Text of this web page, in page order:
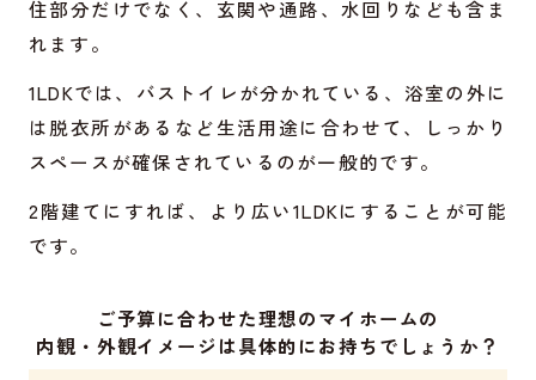
住部分だけでなく、玄関や通路、水回りなども含ま
れます。
1LDKでは、バストイレが分かれている、浴室の外に
は脱衣所があるなど生活用途に合わせて、しっかり
スペースが確保されているのが一般的です。
2階建てにすれば、より広い1LDKにすることが可能
です。
ご予算に合わせた理想のマイホームの
内観・外観イメージは具体的にお持ちでしょうか？